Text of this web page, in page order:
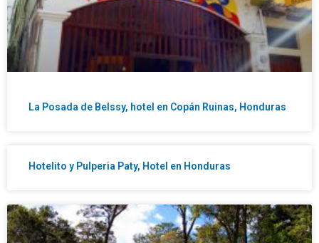
La Posada de Belssy, hotel en Copán Ruinas, Honduras
Hotelito y Pulperia Paty, Hotel en Honduras